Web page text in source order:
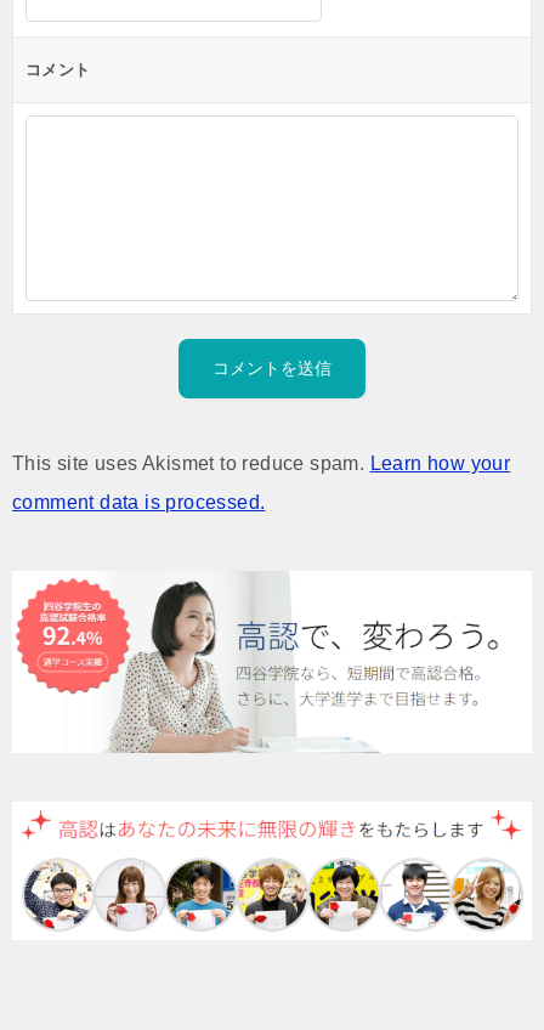
コメント
This site uses Akismet to reduce spam. Learn how your
comment data is processed.